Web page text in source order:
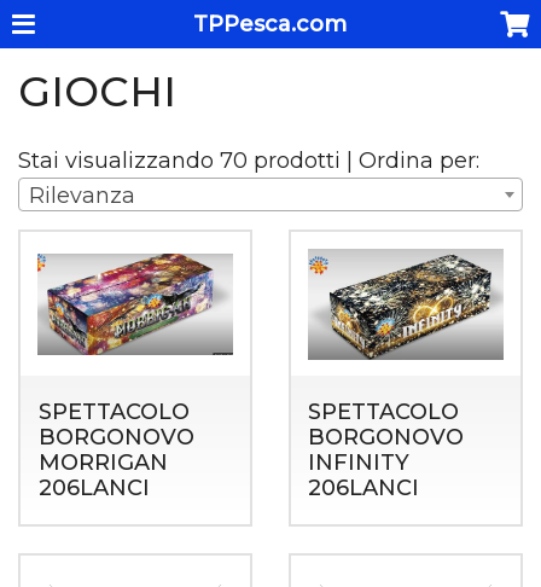
TPPesca.com
GIOCHI
Stai visualizzando 70 prodotti | Ordina per:
Rilevanza
SPETTACOLO
BORGONOVO
MORRIGAN
206LANCI
SPETTACOLO
BORGONOVO
INFINITY
206LANCI